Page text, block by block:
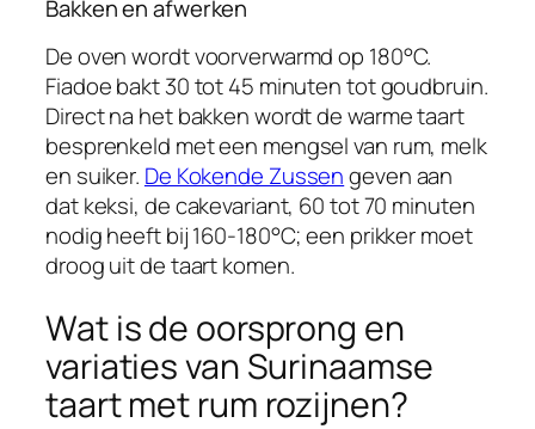
Bakken en afwerken
De oven wordt voorverwarmd op 180°C.
Fiadoe bakt 30 tot 45 minuten tot goudbruin.
Direct na het bakken wordt de warme taart
besprenkeld met een mengsel van rum, melk
en suiker. De Kokende Zussengeven aan
dat keksi, de cakevariant, 60 tot 70 minuten
nodig heeft bij 160-180°C; een prikker moet
droog uit de taart komen.
Wat is de oorsprong en
variaties van Surinaamse
taart met rum rozijnen?